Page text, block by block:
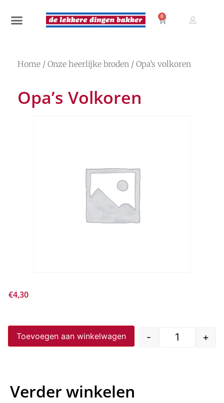
0
Home / Onze heerlijke broden / Opa’s volkoren
Opa’s Volkoren
€4,30
- +
Toevoegen aan winkelwagen
Verder winkelen